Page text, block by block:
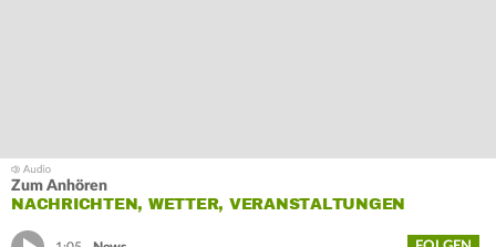
Zum Anhören
NACHRICHTEN, WETTER, VERANSTALTUNGEN